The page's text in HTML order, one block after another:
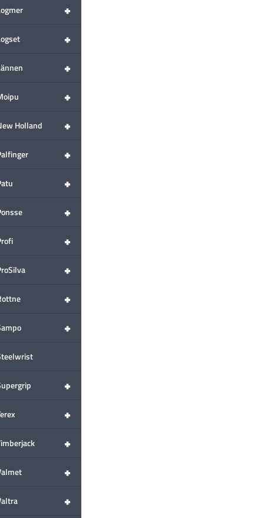
+
+
+
+
+
Holland
+
+
+
+
+
+
+
+
+
+
+
+